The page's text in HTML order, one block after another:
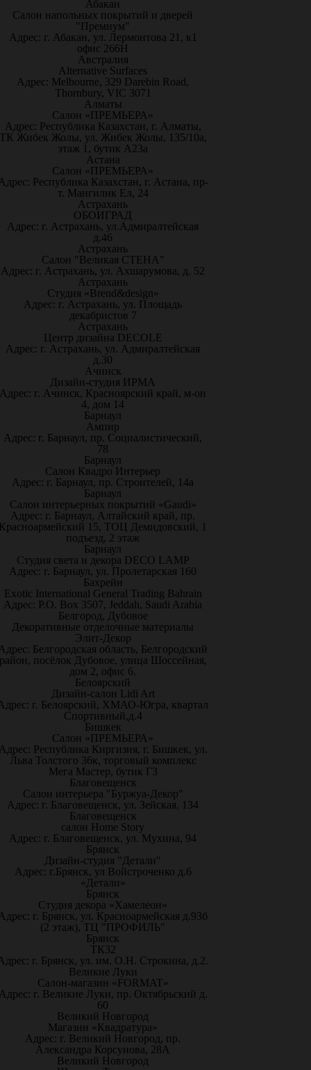
Абакан
Салон напольных покрытий и дверей
"Премиум"
Адрес: г. Абакан, ул. Лермонтова 21, к1
офис 266Н
Австралия
Alternative Surfaces
Адрес: Melbourne, 329 Darebin Road,
Thornbury, VIC 3071
Алматы
Салон «ПРЕМЬЕРА»
Адрес: Республика Казахстан, г. Алматы,
Жибек Жолы, ул. Жибек Жолы, 135/10а,
этаж 1, бутик А23а
Астана
Салон «ПРЕМЬЕРА»
Республика Казахстан, г. Астана, пр-
т. Мангилик Ел, 24
Астрахань
ОБОИГРАД
Адрес: г. Астрахань, ул.Адмиралтейская
д.46
Астрахань
Салон "Великая СТЕНА"
Адрес: г. Астрахань, ул. Ахшарумова, д. 52
Астрахань
Студия «Brend&design»
Адрес: г. Астрахань, ул. Площадь
декабристов 7
Астрахань
Центр дизайна DECOLE
Адрес: г. Астрахань, ул. Адмиралтейская
д.30
Ачинск
Дизайн-студия ИРМА
Адрес: г. Ачинск, Красноярский край, м-он
4, дом 14
Барнаул
Ампир
Адрес: г. Барнаул, пр. Социалистический,
78
Барнаул
Салон Квадро Интерьер
Адрес: г. Барнаул, пр. Строителей, 14а
Барнаул
Салон интерьерных покрытий «Gaudi»
Адрес: г. Барнаул, Алтайский край, пр.
15, ТОЦ Демидовский, 1
подъезд, 2 этаж
Барнаул
Студия света и декора DECO LAMP
Адрес: г. Барнаул, ул. Пролетарская 160
Бахрейн
Exotic International General Trading Bahrain
Адрес: P.O. Box 3507, Jeddah, Saudi Arabia
Белгород, Дубовое
Декоративные отделочные материалы
Элит-Декор
Белгородская область, Белгородский
посёлок Дубовое, улица Шоссейная,
дом 2, офис 6.
Белоярский
Дизайн-салон Lidi Art
г. Белоярский, ХМАО-Югра, квартал
Спортивный,д.4
Бишкек
Салон «ПРЕМЬЕРА»
Республика Киргизия, г. Бишкек, ул.
Льва Толстого 36к, торговый комплекс
Мега Мастер, бутик Г3
Благовещенск
Салон интерьера "Буржуа-Декор"
Адрес: г. Благовещенск, ул. Зейская, 134
Благовещенск
салон Home Story
Адрес: г. Благовещенск, ул. Мухина, 94
Брянск
Дизайн-студия "Детали"
Адрес: г.Брянск, ул Войстроченко д.6
«Детали»
Брянск
Студия декора «Хамелеон»
г. Брянск, ул. Красноармейская д.93б
(2 этаж), ТЦ "ПРОФИЛЬ"
Брянск
ТК32
г. Брянск, ул. им. О.Н. Строкина, д.2.
Великие Луки
Салон-магазин «FORMAT»
г. Великие Луки, пр. Октябрьский д.
60
Великий Новгород
Магазин «Квадратура»
Адрес: г. Великий Новгород, пр.
Александра Корсунова, 28А
Великий Новгород